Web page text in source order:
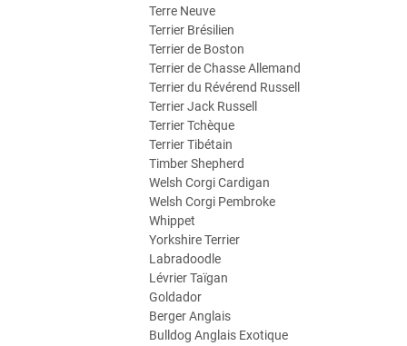
Terre Neuve
Terrier Brésilien
Terrier de Boston
Terrier de Chasse Allemand
Terrier du Révérend Russell
Terrier Jack Russell
Terrier Tchèque
Terrier Tibétain
Timber Shepherd
Welsh Corgi Cardigan
Welsh Corgi Pembroke
Whippet
Yorkshire Terrier
Labradoodle
Lévrier Taïgan
Goldador
Berger Anglais
Bulldog Anglais Exotique